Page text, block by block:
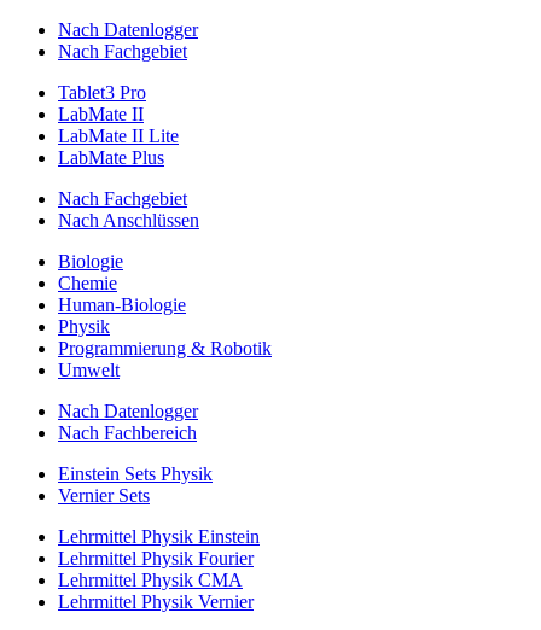
Nach Datenlogger
Nach Fachgebiet
Tablet3 Pro
LabMate II
LabMate II Lite
LabMate Plus
Nach Fachgebiet
Nach Anschlüssen
Biologie
Chemie
Human-Biologie
Physik
Programmierung & Robotik
Umwelt
Nach Datenlogger
Nach Fachbereich
Einstein Sets Physik
Vernier Sets
Lehrmittel Physik Einstein
Lehrmittel Physik Fourier
Lehrmittel Physik CMA
Lehrmittel Physik Vernier